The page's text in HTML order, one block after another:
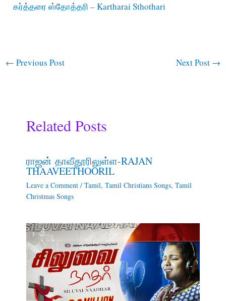
கர்த்தரை ஸ்தோத்தரி – Kartharai Sthothari
← Previous Post Next Post →
Related Posts
ராஜன் தாவீதூரிலுள்ள-RAJAN
THAAVEETHOORIL
Leave a Comment / Tamil, Tamil Christians Songs, Tamil
Christmas Songs